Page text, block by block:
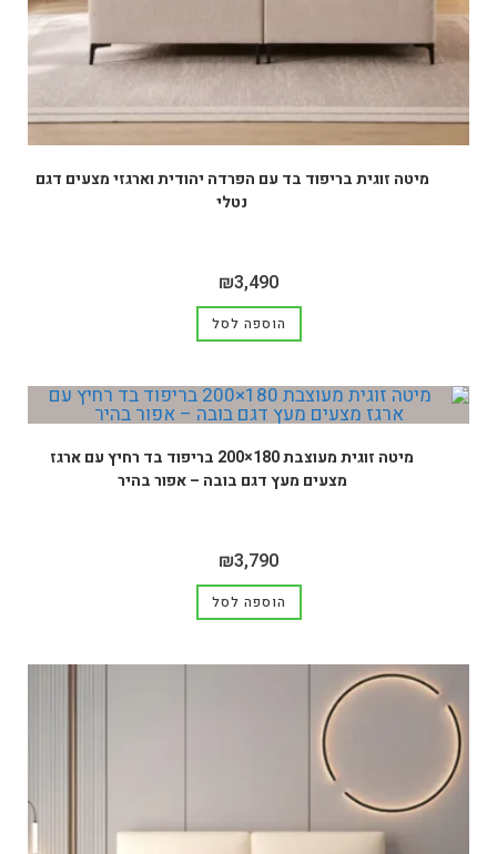
מיטה זוגית בריפוד בד עם הפרדה יהודית וארגזי מצעים דגם
נטלי
₪3,490
הוספה לסל
מיטה זוגית מעוצבת 180×200 בריפוד בד רחיץ עם ארגז
מצעים מעץ דגם בובה – אפור בהיר
₪3,790
הוספה לסל